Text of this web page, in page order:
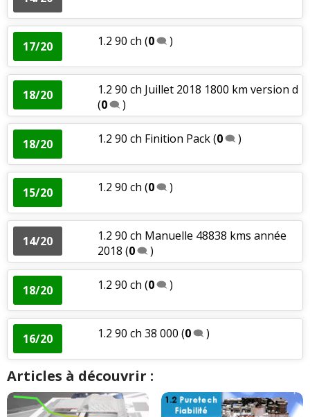
17/20 1.2 90 ch (0 )
18/20
1.2 90 ch Juillet 2018 1800 km version d
(0 )
18/20 1.2 90 ch Finition Pack(0 )
15/20 1.2 90 ch (0 )
14/20
1.2 90 ch Manuelle 48838 kms année
2018 (0 )
18/20 1.2 90 ch (0 )
16/20 1.2 90 ch 38 000 (0 )
Articles à découvrir :